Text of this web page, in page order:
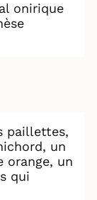
onirique
paillettes,
un
orange, un
qui